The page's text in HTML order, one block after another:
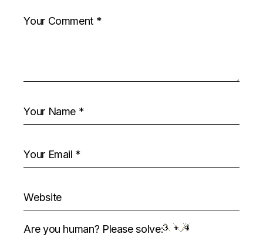
Are you human? Please solve: